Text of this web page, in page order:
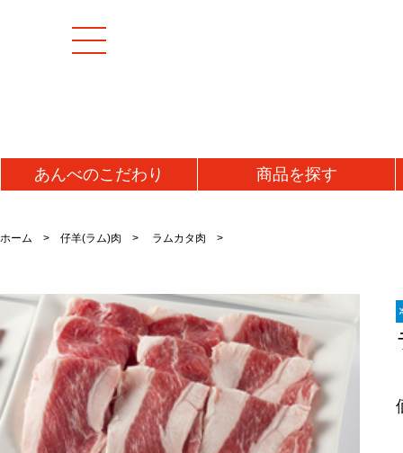
あんべのこだわり 商品を探す
[特集商品]
初回お試し
送料無料・送料込み
仔羊(ラム)肉
ラムモモ肉
ラムカタ肉
マトンロース肉(解凍)
牛肉
牛タン
豚肉
豚ホルモン
味噌
タレ
ラム
ホーム 仔羊(ラム)肉 ラムカタ肉